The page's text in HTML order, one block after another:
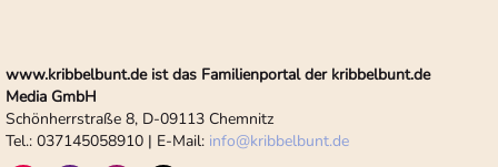
www.kribbelbunt.de ist das Familienportal der kribbelbunt.de
Media GmbH
Schönherrstraße 8, D-09113 Chemnitz
Tel.: 037145058910 | E-Mail: info@kribbelbunt.de